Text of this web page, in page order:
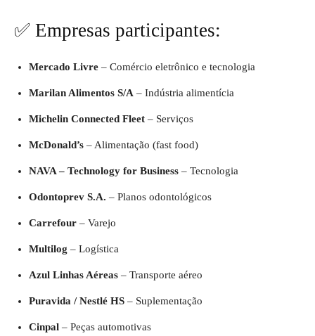
✅ Empresas participantes:
Mercado Livre – Comércio eletrônico e tecnologia
Marilan Alimentos S/A – Indústria alimentícia
Michelin Connected Fleet – Serviços
McDonald’s – Alimentação (fast food)
NAVA – Technology for Business – Tecnologia
Odontoprev S.A. – Planos odontológicos
Carrefour – Varejo
Multilog – Logística
Azul Linhas Aéreas – Transporte aéreo
Puravida / Nestlé HS – Suplementação
Cinpal – Peças automotivas